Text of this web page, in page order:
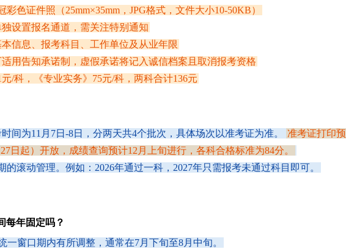
彩色证件照（25mm×35mm，JPG格式，文件大小10-50KB）
设置报名通道，需关注特别通知
信息、报考科目、工作单位及从业年限
用告知承诺制，虚假承诺将记入诚信档案且取消报考资格
/科，《专业实务》75元/科，两科合计136元
间为11月7日-8日，分两天共4个批次，具体场次以准考证为准。
准考证打印预
日起）开放，成绩查询预计12月上旬进行，各科合格标准为84分。
滚动管理。例如：2026年通过一科，2027年只需报考未通过科目即可。
每年固定吗？
一窗口期内有所调整，通常在7月下旬至8月中旬。